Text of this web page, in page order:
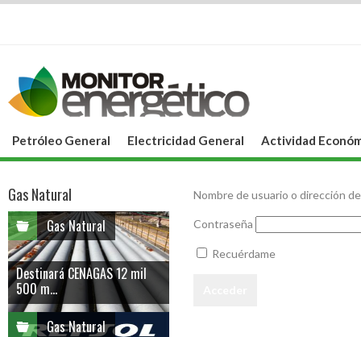
Petróleo General Electricidad General Actividad
Nombre de usuario o dirección
Contraseña
Recuérdame
Gas Natural
Gas Natural
Destinará CENAGAS 12 mil
500 m...
Gas Natural